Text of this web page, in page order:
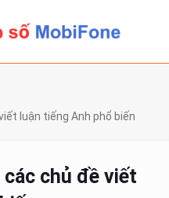
luận tiếng Anh phổ biến
chủ đề viết